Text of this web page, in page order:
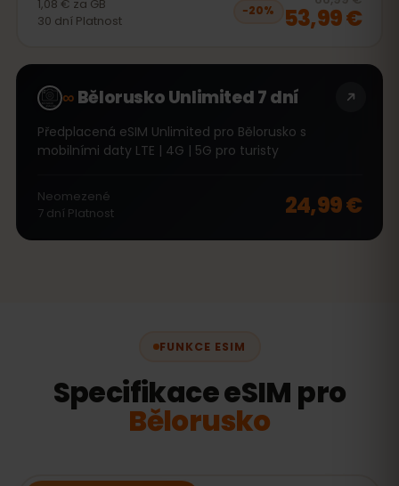
1,08 € za GB
30 dní Platnost
−20% 53,99 €
∞Bělorusko Unlimited 7 dní
Předplacená eSIM Unlimited pro Bělorusko s
mobilními daty LTE | 4G | 5G pro turisty
Neomezené
7 dní Platnost 24,99 €
FUNKCE ESIM
Specifikace eSIM pro
Bělorusko